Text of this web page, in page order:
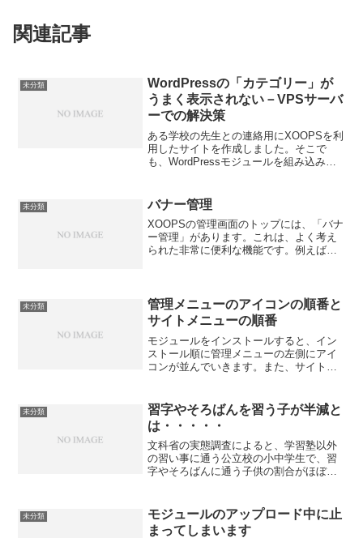
関連記事
未分類
WordPressの「カテゴリー」が
うまく表示されない－VPSサーバ
ーでの解決策
ある学校の先生との連絡用にXOOPSを利
用したサイトを作成しました。そこで
も、WordPressモジュールを組み込み、
って、管理メニュー→WordPressオプシ
ョン...
未分類 バナー管理
XOOPSの管理画面のトップには、「バナ
ー管理」があります。これは、よく考え
られた非常に便利な機能です。例えば、
するたびに違ったメッ...
未分類
管理メニューのアイコンの順番と
サイトメニューの順番
モジュールをインストールすると、イン
ストール順に管理メニューの左側にアイ
コンが並んでいきます。また、サイトメ
うのは、当初予定していなかった、ある
いは、知らなかったモジュ...
未分類
習字やそろばんを習う子が半減と
は・・・・・
文科省の実態調査によると、学習塾以外
の習い事に通う公立校の小中学生で、習
字やそろばんに通う子供の割合がほぼ半
ニュースを聞いて、不思議でなりませ
ん。学生時代に家庭教師をし...
未分類
モジュールのアップロード中に止
まってしまいます